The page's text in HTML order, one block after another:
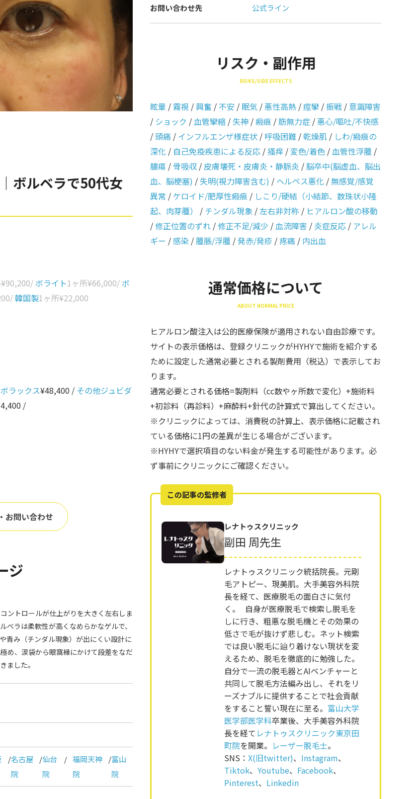
ボルベラで50代女
¥90,200/ ボライト1ヶ所¥66,000/ ボ
/韓国製1ヶ所¥22,000
ボラックス¥48,400 / その他ジュビダ
/
お問い合わせ
ジ
ントロールが仕上がりを大きく左右しま
ラは柔軟性が高くなめらかなゲルで、
青み（チンダル現象）が出にくい設計に
め、涙袋から眼窩縁にかけて段差をなだ
ました。
/名古屋
院
/仙台
院
/ 福岡天神
院
/富山
院
お問い合わせ先 公式ライン
リスク・副作用
RISKS/SIDE EFFECTS
眩暈 /霧視 /興奮 / 不安 / 眠気 /悪性高熱 /痙攣 /振戦 / 意識障害
/ ショック /血管攣縮 /失神 /瘢痕 /筋無力症 /悪心/嘔吐/不快感
/頭痛 / インフルエンザ様症状 / 呼吸困難 /乾燥肌 / しわ/瘢痕の
深化 / 自己免疫疾患による反応 /掻痒 /変色/着色 /血管性浮腫 /
膿瘍 / 骨吸収 / 皮膚壊死・皮膚炎・静脈炎 /脳卒中(脳虚血、脳出
血、脳梗塞) /失明(視力障害含む) / ヘルペス悪化 /無感覚/感覚
異常 / ケロイド/肥厚性瘢痕 / しこり/硬結（小結節、数珠状小隆
起、肉芽腫）
/ チンダル現象 /左右非対称 / ヒアルロン酸の移動
/修正位置のずれ /修正不足/減少 /血流障害 / 炎症反応 / アレル
ギー /感染 /腫脹/浮腫 /発赤/発疹 /疼痛 / 内出血
通常価格について
ABOUT NORMAL PRICE
ヒアルロン酸注入は公的医療保険が適用されない自由診療です。
サイトの表示価格は、登録クリニックがHYHYで施術を紹介する
ために設定した通常必要とされる製剤費用（税込）で表示してお
ります。
通常必要とされる価格=製剤料（cc数やヶ所数で変化）+施術料
+初診料（再診料）+麻酔料+針代の計算式で算出してください。
※クリニックによっては、消費税の計算上、表示価格に記載され
ている価格に1円の差異が生じる場合がございます。
※HYHYで選択項目のない料金が発生する可能性があります。必
ず事前にクリニックにご確認ください。
この記事の監修者
レナトゥスクリニック
副田 周先生
レナトゥスクリニック統括院長。元剛
毛アトピー、現美肌。大手美容外科院
長を経て、医療脱毛の面白さに気付
く。 自身が医療脱毛で検索し脱毛を
しに行き、粗悪な脱毛機とその効果の
低さで毛が抜けず悲しむ。ネット検索
では良い脱毛に辿り着けない現状を変
えるため、脱毛を徹底的に勉強した。
自分で一流の脱毛器とAIベンチャーと
共同して脱毛方法編み出し、それをリ
ーズナブルに提供することで社会貢献
をすること誓い現在に至る。 富山大学
医学部医学科卒業後、大手美容外科院
長を経て レナトゥスクリニック東京田
町院を開業。 レーザー脱毛士。
SNS： X(旧twitter)、 Instagram、
Tiktok、 Youtube、 Facebook、
Pinterest、 Linkedin